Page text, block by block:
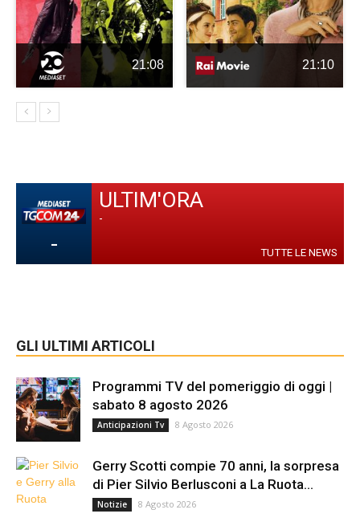
21:08 21:10
-
ULTIM'ORA
-
TUTTE LE NEWS
GLI ULTIMI ARTICOLI
Programmi TV del pomeriggio di oggi |
sabato 8 agosto 2026
Anticipazioni Tv 8 Agosto 2026
Gerry Scotti compie 70 anni, la sorpresa
di Pier Silvio Berlusconi a La Ruota...
Notizie 8 Agosto 2026